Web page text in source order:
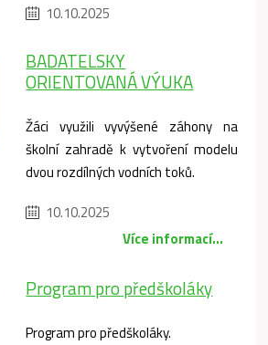
10.10.2025
BADATELSKY
ORIENTOVANÁ VÝUKA
Žáci využili vyvýšené záhony na
školní zahradě k vytvoření modelu
dvou rozdílných vodních toků.
10.10.2025
Více informací...
Program pro předškoláky
Program pro předškoláky.